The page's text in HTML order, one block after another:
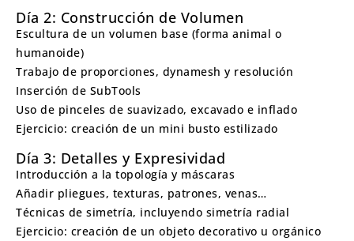
Día 2: Construcción de Volumen
Escultura de un volumen base (forma animal o
humanoide)
Trabajo de proporciones, dynamesh y resolución
Inserción de SubTools
Uso de pinceles de suavizado, excavado e inflado
Ejercicio: creación de un mini busto estilizado
Día 3: Detalles y Expresividad
Introducción a la topología y máscaras
Añadir pliegues, texturas, patrones, venas…
Técnicas de simetría, incluyendo simetría radial
Ejercicio: creación de un objeto decorativo u orgánico